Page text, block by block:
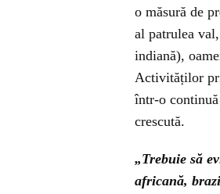
o măsură de
al patrulea
indiană),
Activităților
într-o
crescută.
„Trebuie să
africană,